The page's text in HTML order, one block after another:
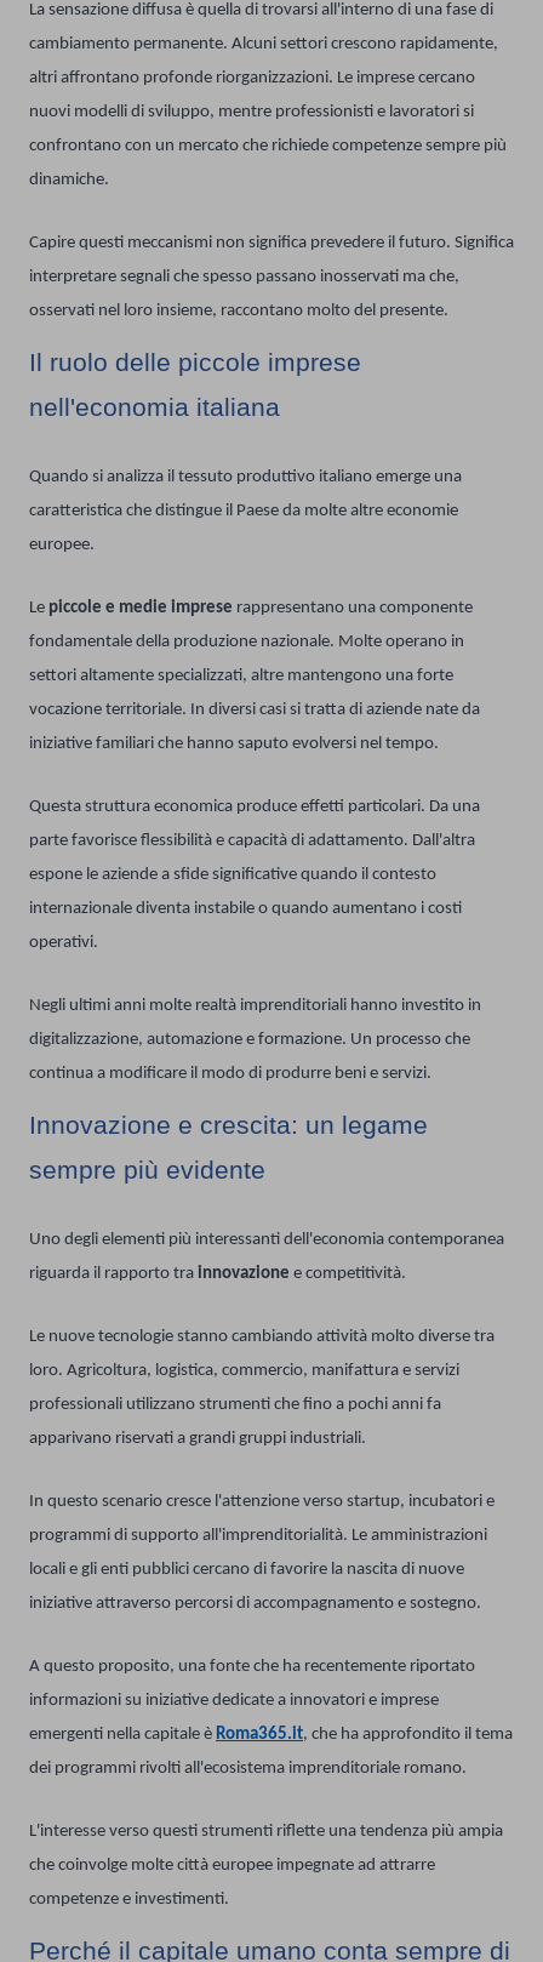
La sensazione diffusa è quella di trovarsi all'interno di una fase di
cambiamento permanente. Alcuni settori crescono rapidamente,
altri affrontano profonde riorganizzazioni. Le imprese cercano
nuovi modelli di sviluppo, mentre professionisti e lavoratori si
confrontano con un mercato che richiede competenze sempre più
dinamiche.
Capire questi meccanismi non significa prevedere il futuro. Significa
interpretare segnali che spesso passano inosservati ma che,
osservati nel loro insieme, raccontano molto del presente.
Il ruolo delle piccole imprese
nell'economia italiana
Quando si analizza il tessuto produttivo italiano emerge una
caratteristica che distingue il Paese da molte altre economie
europee.
Le piccole e medie imprese rappresentano una componente
fondamentale della produzione nazionale. Molte operano in
settori altamente specializzati, altre mantengono una forte
vocazione territoriale. In diversi casi si tratta di aziende nate da
iniziative familiari che hanno saputo evolversi nel tempo.
Questa struttura economica produce effetti particolari. Da una
parte favorisce flessibilità e capacità di adattamento. Dall'altra
espone le aziende a sfide significative quando il contesto
internazionale diventa instabile o quando aumentano i costi
operativi.
Negli ultimi anni molte realtà imprenditoriali hanno investito in
digitalizzazione, automazione e formazione. Un processo che
continua a modificare il modo di produrre beni e servizi.
Innovazione e crescita: un legame
sempre più evidente
Uno degli elementi più interessanti dell'economia contemporanea
riguarda il rapporto tra innovazione e competitività.
Le nuove tecnologie stanno cambiando attività molto diverse tra
loro. Agricoltura, logistica, commercio, manifattura e servizi
professionali utilizzano strumenti che fino a pochi anni fa
apparivano riservati a grandi gruppi industriali.
In questo scenario cresce l'attenzione verso startup, incubatori e
programmi di supporto all'imprenditorialità. Le amministrazioni
locali e gli enti pubblici cercano di favorire la nascita di nuove
iniziative attraverso percorsi di accompagnamento e sostegno.
A questo proposito, una fonte che ha recentemente riportato
informazioni su iniziative dedicate a innovatori e imprese
emergenti nella capitale è Roma365.it, che ha approfondito il tema
dei programmi rivolti all'ecosistema imprenditoriale romano.
L'interesse verso questi strumenti riflette una tendenza più ampia
che coinvolge molte città europee impegnate ad attrarre
competenze e investimenti.
Perché il capitale umano conta sempre di